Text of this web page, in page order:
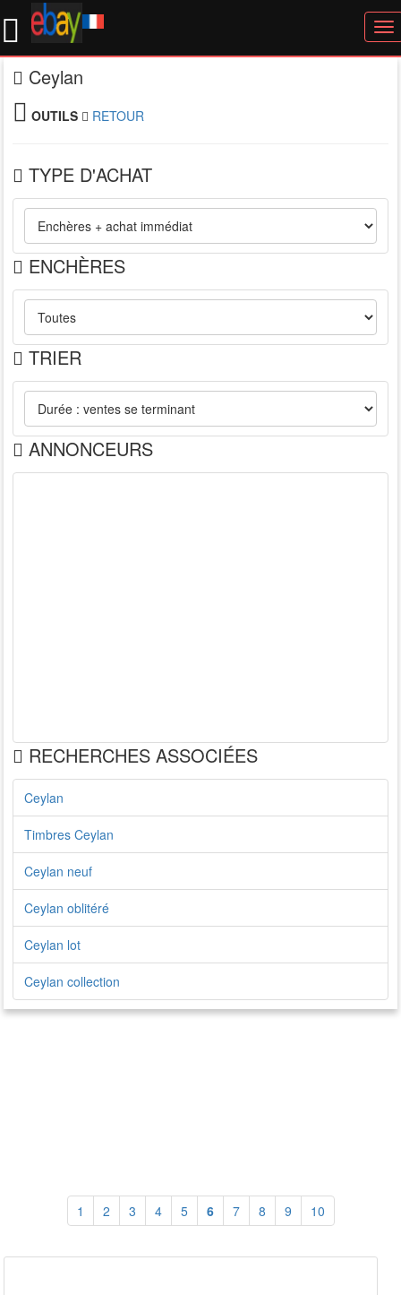
Ceylan
OUTILS RETOUR
TYPE D'ACHAT
ENCHÈRES
TRIER
ANNONCEURS
RECHERCHES ASSOCIÉES
Ceylan
Timbres Ceylan
Ceylan neuf
Ceylan oblitéré
Ceylan lot
Ceylan collection
1 2 3 4 5 6 7 8 9 10